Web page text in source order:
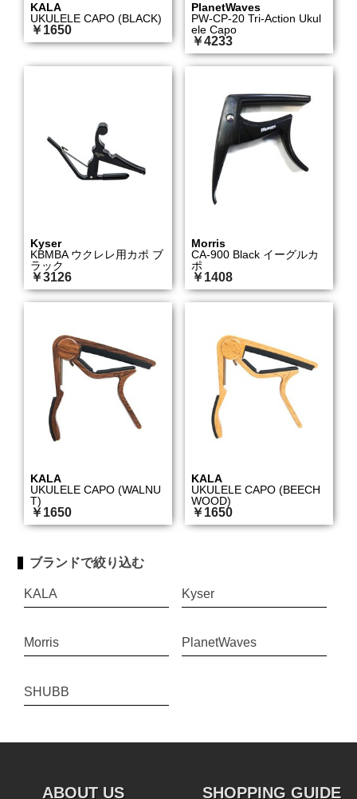
KALA
UKULELE CAPO (BLACK)
￥1650
PlanetWaves
PW-CP-20 Tri-Action Ukul
ele Capo
￥4233
Kyser
KBMBA ウクレレ用カポ ブ
ラック
￥3126
Morris
CA-900 Black イーグルカ
ポ
￥1408
KALA
UKULELE CAPO (WALNU
T)
￥1650
KALA
UKULELE CAPO (BEECH
WOOD)
￥1650
ブランドで絞り込む
KALA Kyser
Morris PlanetWaves
SHUBB
ABOUT US SHOPPING GUIDE